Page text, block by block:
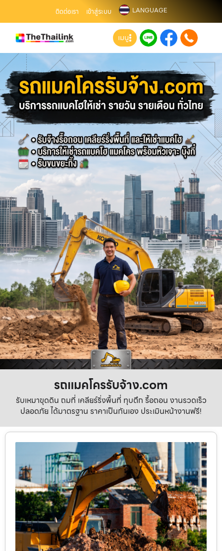
ติดต่อเรา เข้าสู่ระบบ LANGUAGE
เมนู
รถแมคโครรับจ้าง.com
รับเหมาขุดดิน ถมที่ เคลียร์ริ่งพื้นที่ ทุบตึก รื้อถอน งานรวดเร็ว
ปลอดภัย ได้มาตรฐาน ราคาเป็นกันเอง ประเมินหน้างานฟรี!